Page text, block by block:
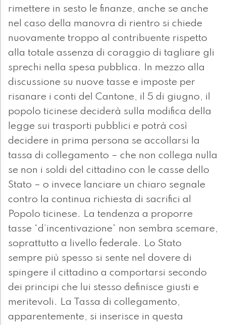
rimettere in sesto le finanze, anche se anche
nel caso della manovra di rientro si chiede
nuovamente troppo al contribuente rispetto
alla totale assenza di coraggio di tagliare gli
sprechi nella spesa pubblica. In mezzo alla
discussione su nuove tasse e imposte per
risanare i conti del Cantone, il 5 di giugno, il
popolo ticinese deciderà sulla modifica della
legge sui trasporti pubblici e potrà così
decidere in prima persona se accollarsi la
tassa di collegamento – che non collega nulla
se non i soldi del cittadino con le casse dello
Stato – o invece lanciare un chiaro segnale
contro la continua richiesta di sacrifici al
Popolo ticinese. La tendenza a proporre
tasse “d’incentivazione” non sembra scemare,
soprattutto a livello federale. Lo Stato
sempre più spesso si sente nel dovere di
spingere il cittadino a comportarsi secondo
dei principi che lui stesso definisce giusti e
meritevoli. La Tassa di collegamento,
apparentemente, si inserisce in questa